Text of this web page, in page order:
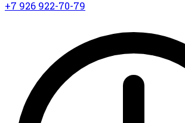
+7 926 922-70-79